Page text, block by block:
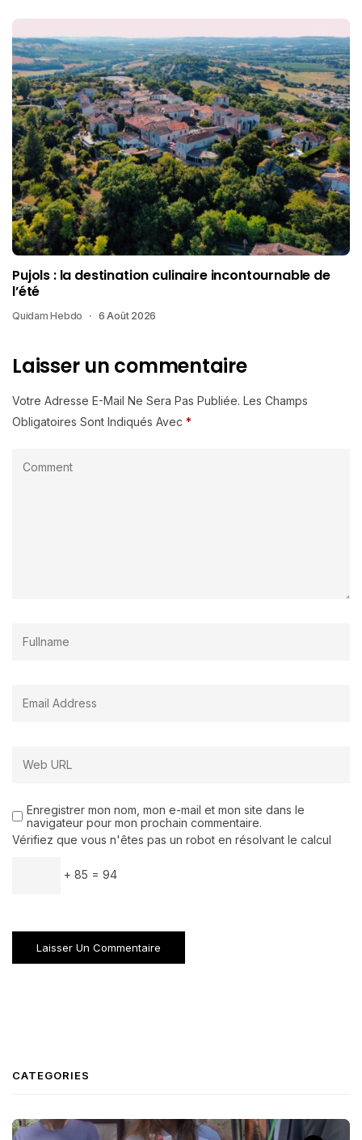
Pujols : la destination culinaire incontournable de
l’été
Quidam Hebdo 6 Août 2026
Laisser un commentaire
Votre Adresse E-Mail Ne Sera Pas Publiée. Les Champs
Obligatoires Sont Indiqués Avec *
Enregistrer mon nom, mon e-mail et mon site dans le
navigateur pour mon prochain commentaire.
Vérifiez que vous n'êtes pas un robot en résolvant le calcul
+ 85 = 94
CATEGORIES